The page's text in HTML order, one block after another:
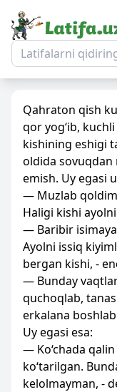
Qahraton qish
qor yog‘ib,
kishining eshigi
oldida sovuqdan
emish. Uy egasi
— Muzlab
Haligi kishi
— Baribir
Ayolni issiq
bergan kishi, -
— Bunday
quchoqlab,
erkalana
Uy egasi esa:
— Ko‘chada
ko‘tarilgan.
kelolmayman, -